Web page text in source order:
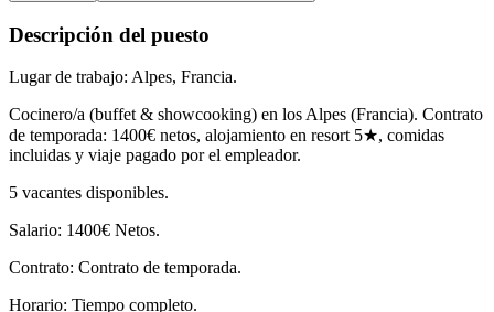
Descripción del puesto
Lugar de trabajo: Alpes, Francia.
Cocinero/a (buffet & showcooking) en los Alpes (Francia). Contrato
de temporada: 1400€ netos, alojamiento en resort 5★, comidas
incluidas y viaje pagado por el empleador.
5 vacantes disponibles.
Salario: 1400€ Netos.
Contrato: Contrato de temporada.
Horario: Tiempo completo.